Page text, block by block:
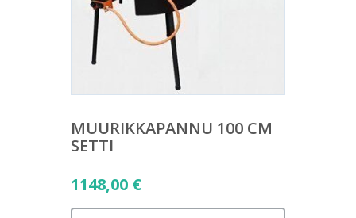
MUURIKKAPANNU 100 CM
SETTI
1148,00 €